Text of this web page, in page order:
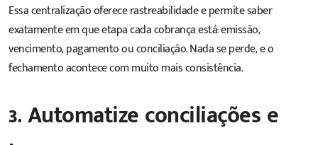
Essa centralização oferece rastreabilidade e permite saber
exatamente em que etapa cada cobrança está: emissão,
vencimento, pagamento ou conciliação. Nada se perde, e o
fechamento acontece com muito mais consistência.
3. Automatize conciliações e